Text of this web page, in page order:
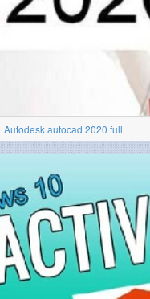
Autodesk autocad 2020 full